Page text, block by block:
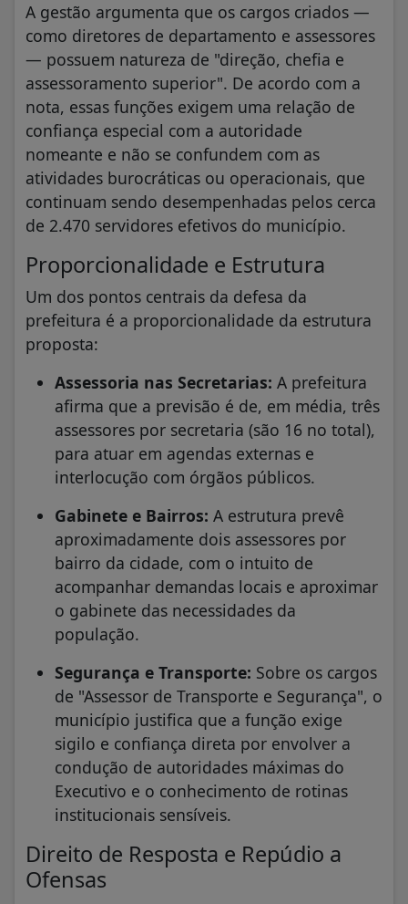
A gestão argumenta que os cargos criados —
como diretores de departamento e assessores
— possuem natureza de "direção, chefia e
assessoramento superior". De acordo com a
nota, essas funções exigem uma relação de
confiança especial com a autoridade
nomeante e não se confundem com as
atividades burocráticas ou operacionais, que
continuam sendo desempenhadas pelos cerca
de 2.470 servidores efetivos do município.
Proporcionalidade e Estrutura
Um dos pontos centrais da defesa da
prefeitura é a proporcionalidade da estrutura
proposta:
Assessoria nas Secretarias: A prefeitura
afirma que a previsão é de, em média, três
assessores por secretaria (são 16 no total),
para atuar em agendas externas e
interlocução com órgãos públicos.
Gabinete e Bairros: A estrutura prevê
aproximadamente dois assessores por
bairro da cidade, com o intuito de
acompanhar demandas locais e aproximar
o gabinete das necessidades da
população.
Segurança e Transporte: Sobre os cargos
de "Assessor de Transporte e Segurança", o
município justifica que a função exige
sigilo e confiança direta por envolver a
condução de autoridades máximas do
Executivo e o conhecimento de rotinas
institucionais sensíveis.
Direito de Resposta e Repúdio a
Ofensas